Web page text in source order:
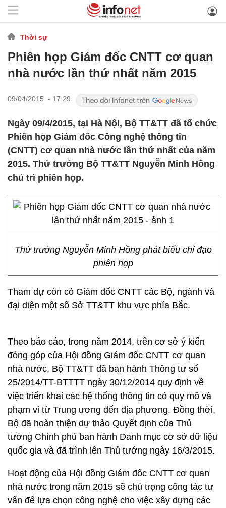
Thời sự
Phiên họp Giám đốc CNTT cơ quan
nhà nước lần thứ nhất năm 2015
09/04/2015 - 17:29
Ngày 09/4/2015, tại Hà Nội, Bộ TT&TT đã tổ chức
Phiên họp Giám đốc Công nghệ thông tin
(CNTT) cơ quan nhà nước lần thứ nhất của năm
2015. Thứ trưởng Bộ TT&TT Nguyễn Minh Hồng
chủ trì phiên họp.
Thứ trưởng Nguyễn Minh Hồng phát biểu chỉ đạo
phiên họp
Tham dự còn có Giám đốc CNTT các Bộ, ngành và
đại diện một số Sở TT&TT khu vực phía Bắc.
Theo báo cáo, trong năm 2014, trên cơ sở ý kiến
đóng góp của Hội đồng Giám đốc CNTT cơ quan
nhà nước, Bộ TT&TT đã ban hành Thông tư số
25/2014/TT-BTTTT ngày 30/12/2014 quy định về
việc triển khai các hệ thống thông tin có quy mô và
phạm vi từ Trung ương đến địa phương. Đồng thời,
Bộ đã hoàn thiện dự thảo Quyết định của Thủ
tướng Chính phủ ban hành Danh mục cơ sở dữ liệu
quốc gia và đã trình lên Thủ tướng ngày 16/3/2015.
Hoạt động của Hội đồng Giám đốc CNTT cơ quan
nhà nước trong năm 2015 sẽ chú trọng công tác tư
vấn để lựa chọn công nghệ cho việc xây dựng các